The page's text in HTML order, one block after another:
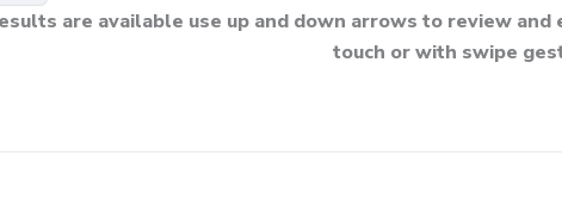
are available use up and down arrows to review
touch or with swipe